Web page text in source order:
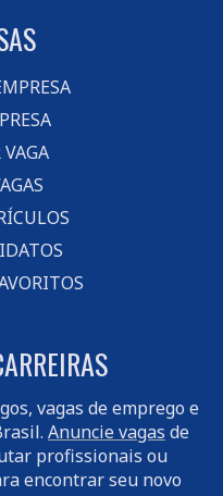
vagas de emprego e
Anuncie vagas de
profissionais ou
encontrar seu novo